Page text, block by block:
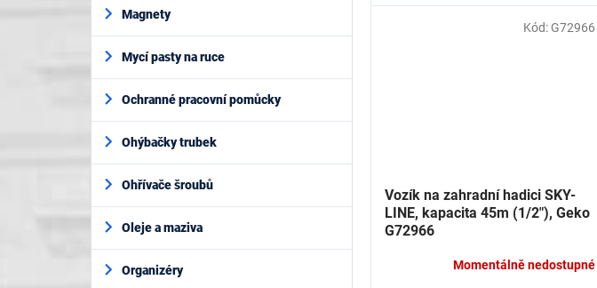
Magnety
Mycí pasty na ruce
Ochranné pracovní pomůcky
Ohýbačky trubek
Ohřívače šroubů
Oleje a maziva
Organizéry
Vozík na zahradní hadici SKY-
LINE, kapacita 45m (1/2"), Geko
G72966
Momentálně nedostupné
Kód: G72966